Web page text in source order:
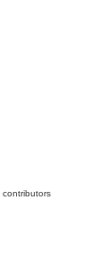
contributors